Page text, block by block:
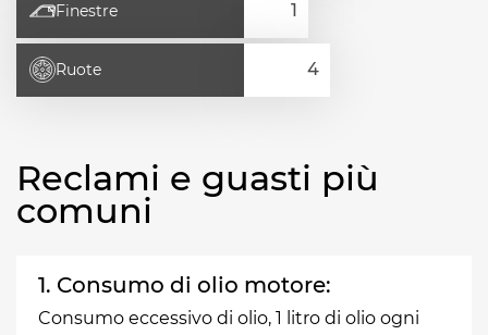
Finestre
Ruote
Reclami e guasti più
comuni
1. Consumo di olio motore:
Consumo eccessivo di olio, 1 litro di olio ogni